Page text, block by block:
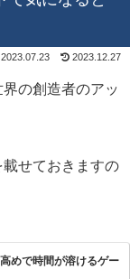
2023.07.23 2023.12.27
の創造者のアッ
せておきますの
めで時間が溶けるゲー